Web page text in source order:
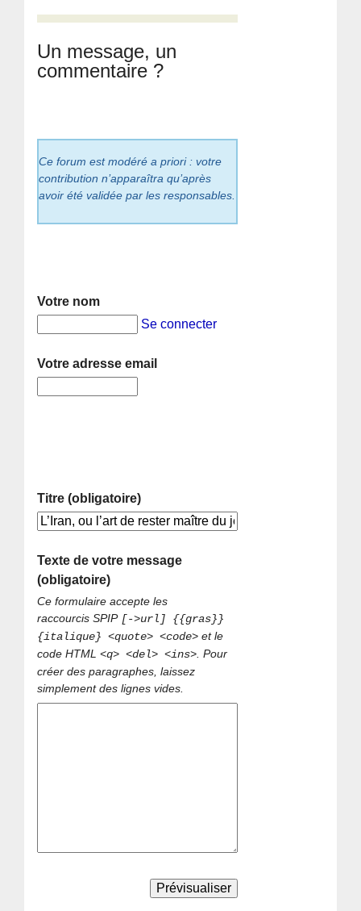
Un message, un
commentaire ?
Ce forum est modéré a priori : votre
contribution n’apparaîtra qu’après
avoir été validée par les responsables.
Votre nom
Se connecter
Votre adresse email
Titre (obligatoire)
Texte de votre message
(obligatoire)
Ce formulaire accepte les
raccourcis SPIP [->url] {{gras}}
{italique} <quote> <code> et le
code HTML<q> <del> <ins>. Pour
créer des paragraphes, laissez
simplement des lignes vides.